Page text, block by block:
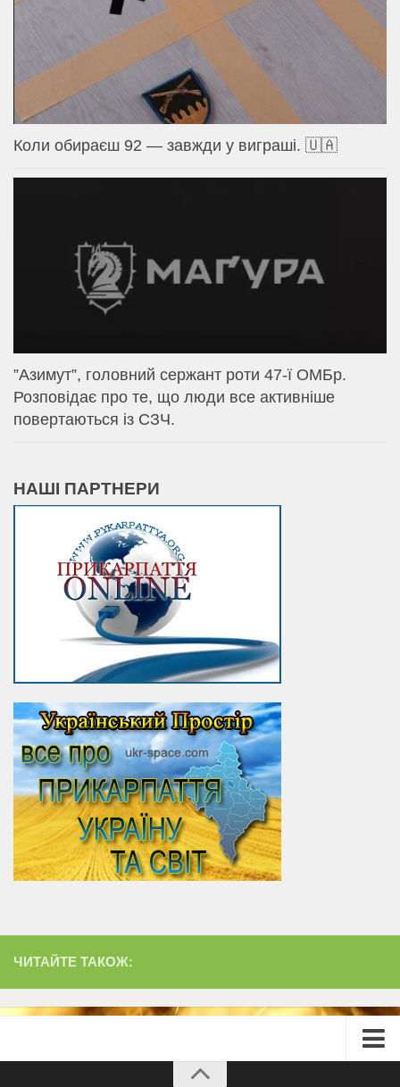
Коли обираєш 92 — завжди у виграші. 🇺🇦
⁨”Азимут”, головний сержант роти 47-ї ОМБр.
Розповідає про те, що люди все активніше
повертаються із СЗЧ.
НАШІ ПАРТНЕРИ
ЧИТАЙТЕ ТАКОЖ: